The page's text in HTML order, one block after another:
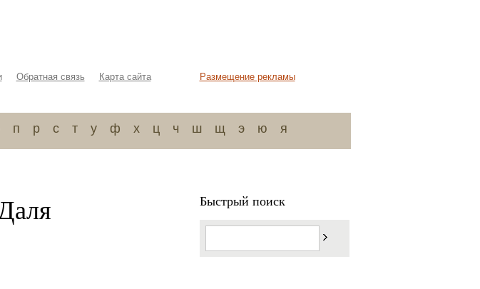
Обратная связь Карта сайта Размещение рекламы
п р с т у ф х ц ч ш щ э ю я
Быстрый поиск